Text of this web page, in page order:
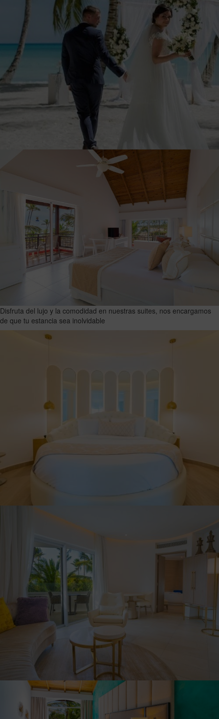
Disfruta del lujo y la comodidad en nuestras suites, nos encargamos
de que tu estancia sea inolvidable